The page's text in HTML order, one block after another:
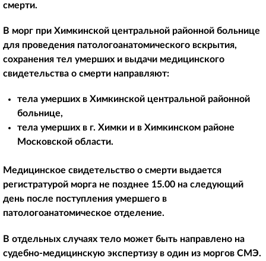
смерти.
В морг при Химкинской центральной районной больнице
для проведения патологоанатомического вскрытия,
сохранения тел умерших и выдачи медицинского
свидетельства о смерти направляют:
тела умерших в Химкинской центральной районной
больнице,
тела умерших в г. Химки и в Химкинском районе
Московской области.
Медицинское свидетельство о смерти выдается
регистратурой морга не позднее 15.00 на следующий
день после поступления умершего в
патологоанатомическое отделение.
В отдельных случаях тело может быть направлено на
судебно-медицинскую экспертизу в один из моргов СМЭ.